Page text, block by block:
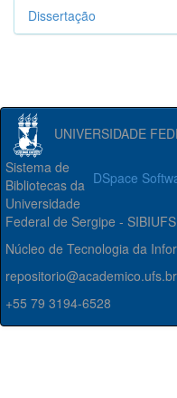
Dissertação
UNIVERSIDADE
DSpace
Sistema de
Bibliotecas da
Universidade
Federal de Sergipe - SIBIUFS
Núcleo de Tecnologia da
repositorio@academico.ufs.br
+55 79 3194-6528